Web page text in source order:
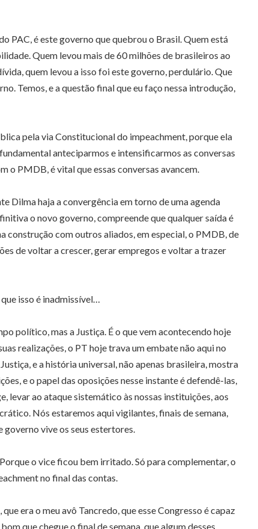
PAC, é este governo que quebrou o Brasil. Quem está
Quem levou mais de 60 milhões de brasileiros ao
quem levou a isso foi este governo, perdulário. Que
Temos, e a questão final que eu faço nessa introdução,
pela via Constitucional do impeachment, porque ela
anteciparmos e intensificarmos as conversas
o PMDB, é vital que essas conversas avancem.
Dilma haja a convergência em torno de uma agenda
o novo governo, compreende que qualquer saída é
construção com outros aliados, em especial, o PMDB, de
de voltar a crescer, gerar empregos e voltar a trazer
isso é inadmissível…
político, mas a Justiça. É o que vem acontecendo hoje
realizações, o PT hoje trava um embate não aqui no
e a história universal, não apenas brasileira, mostra
e o papel das oposições nesse instante é defendê-las,
levar ao ataque sistemático às nossas instituições, aos
Nós estaremos aqui vigilantes, finais de semana,
governo vive os seus estertores.
o vice ficou bem irritado. Só para complementar, o
no final das contas.
era o meu avô Tancredo, que esse Congresso é capaz
que chegue o final de semana, que algum desses